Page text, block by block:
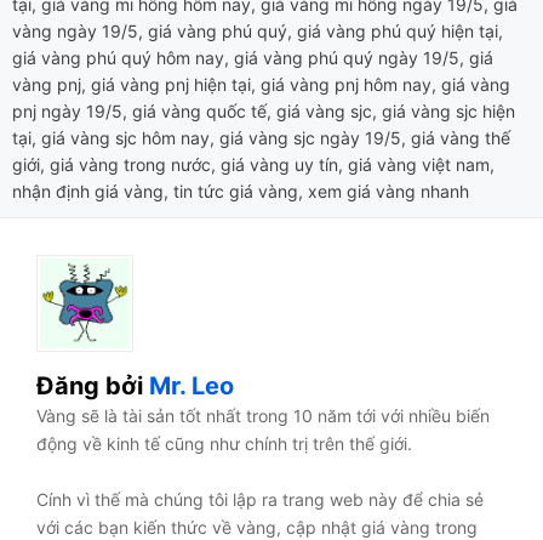
tại, giá vàng mi hồng hôm nay, giá vàng mi hồng ngày 19/5, giá
vàng ngày 19/5, giá vàng phú quý, giá vàng phú quý hiện tại,
giá vàng phú quý hôm nay, giá vàng phú quý ngày 19/5, giá
vàng pnj, giá vàng pnj hiện tại, giá vàng pnj hôm nay, giá vàng
pnj ngày 19/5, giá vàng quốc tế, giá vàng sjc, giá vàng sjc hiện
tại, giá vàng sjc hôm nay, giá vàng sjc ngày 19/5, giá vàng thế
giới, giá vàng trong nước, giá vàng uy tín, giá vàng việt nam,
nhận định giá vàng, tin tức giá vàng, xem giá vàng nhanh
Đăng bởi Mr. Leo
Vàng sẽ là tài sản tốt nhất trong 10 năm tới với nhiều biến
động về kinh tế cũng như chính trị trên thế giới.
Cính vì thế mà chúng tôi lập ra trang web này để chia sẻ
với các bạn kiến thức về vàng, cập nhật giá vàng trong